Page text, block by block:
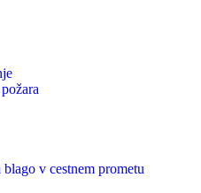
v cestnem prometu